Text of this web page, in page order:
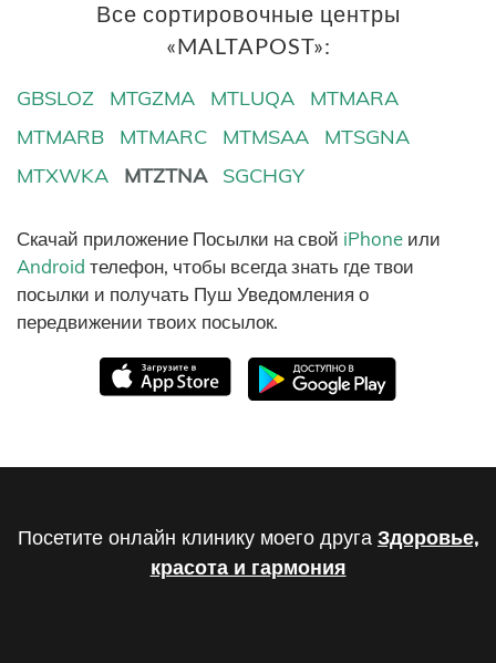
Все сортировочные центры
«MALTAPOST»:
GBSLOZ MTGZMA MTLUQA
MTMARA
MTMARB
MTMARC MTMSAA
MTSGNA
MTXWKA
MTZTNA SGCHGY
Скачай приложение Посылки на свой iPhone или
Android телефон, чтобы всегда знать где твои
посылки и получать Пуш Уведомления о
передвижении твоих посылок.
Посетите онлайн клинику моего друга Здоровье,
красота и гармония